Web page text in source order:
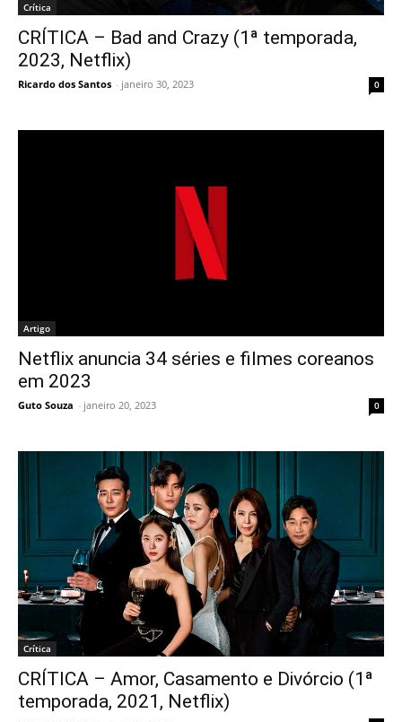
Crítica
CRÍTICA – Bad and Crazy (1ª temporada,
2023, Netflix)
Ricardo dos Santos - janeiro 30, 2023 0
Artigo
Netflix anuncia 34 séries e filmes coreanos
em 2023
Guto Souza - janeiro 20, 2023 0
Crítica
CRÍTICA – Amor, Casamento e Divórcio (1ª
temporada, 2021, Netflix)